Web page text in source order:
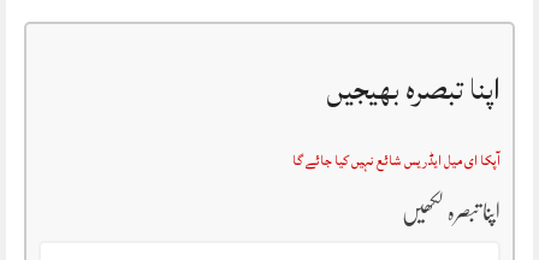
اپنا تبصرہ بھیجیں
آپکا ای میل ایڈریس شائع نہیں کیا جائے گا
اپنا تبصرہ لکھیں